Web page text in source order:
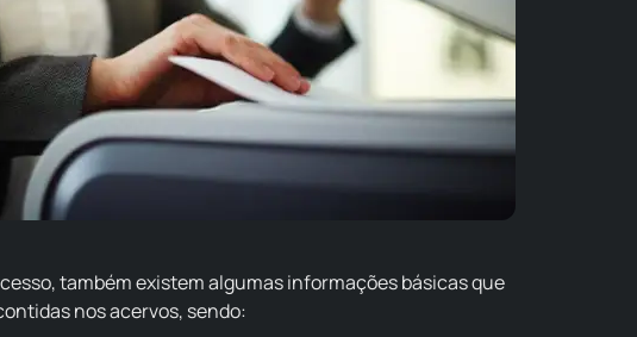
também existem algumas informações básicas que
nos acervos, sendo: